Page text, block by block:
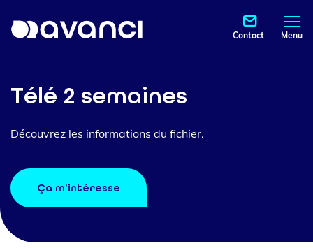
Contact Menu
Télé 2 semaines
Découvrez les informations du fichier.
Ça m’intéresse